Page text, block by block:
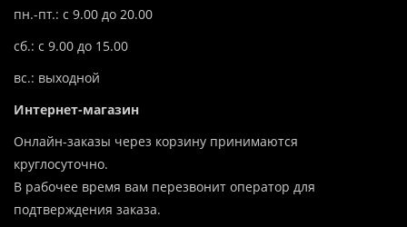
пн.-пт.: с 9.00 до 20.00
сб.: с 9.00 до 15.00
вс.: выходной
Интернет-магазин
Онлайн-заказы через корзину принимаются
круглосуточно.
В рабочее время вам перезвонит оператор для
подтверждения заказа.